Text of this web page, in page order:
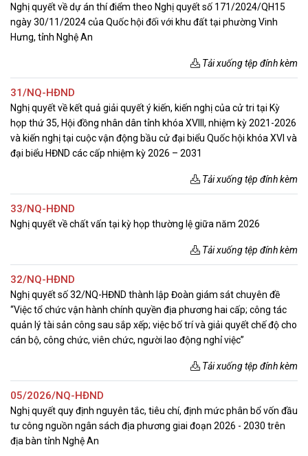
Nghị quyết về dự án thí điểm theo Nghị quyết số 171/2024/QH15
ngày 30/11/2024 của Quốc hội đối với khu đất tại phường Vinh
Hưng, tỉnh Nghệ An
Tải xuống tệp đính kèm
31/NQ-HĐND
Nghị quyết về kết quả giải quyết ý kiến, kiến nghị của cử tri tại Kỳ
họp thứ 35, Hội đồng nhân dân tỉnh khóa XVIII, nhiệm kỳ 2021-2026
và kiến nghị tại cuộc vận động bầu cử đại biểu Quốc hội khóa XVI và
đại biểu HĐND các cấp nhiệm kỳ 2026 – 2031
Tải xuống tệp đính kèm
33/NQ-HĐND
Nghị quyết về chất vấn tại kỳ họp thường lệ giữa năm 2026
Tải xuống tệp đính kèm
32/NQ-HĐND
Nghị quyết số 32/NQ-HĐND thành lập Đoàn giám sát chuyên đề
“Việc tổ chức vận hành chính quyền địa phương hai cấp; công tác
quản lý tài sản công sau sắp xếp; việc bố trí và giải quyết chế độ cho
cán bộ, công chức, viên chức, người lao động nghỉ việc”
Tải xuống tệp đính kèm
05/2026/NQ-HĐND
Nghị quyết quy định nguyên tắc, tiêu chí, định mức phân bổ vốn đầu
tư công nguồn ngân sách địa phương giai đoạn 2026 - 2030 trên
địa bàn tỉnh Nghệ An